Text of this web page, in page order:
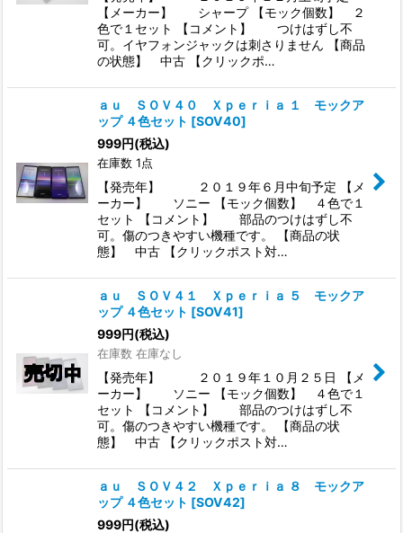
【メーカー】 シャープ 【モック個数】 ２
色で１セット 【コメント】 つけはずし不
可。イヤフォンジャックは刺さりません 【商品
の状態】 中古 【クリックポ…
ａｕ ＳＯＶ４０ Ｘｐｅｒｉａ １ モックア
ップ ４色セット [SOV40]
999円(税込)
在庫数 1点
【発売年】 ２０１９年６月中旬予定 【メ
ーカー】 ソニー 【モック個数】 ４色で１
セット 【コメント】 部品のつけはずし不
可。傷のつきやすい機種です。 【商品の状
態】 中古 【クリックポスト対…
ａｕ ＳＯＶ４１ Ｘｐｅｒｉａ ５ モックア
ップ ４色セット [SOV41]
999円(税込)
在庫数 在庫なし
【発売年】 ２０１９年１０月２５日 【メ
ーカー】 ソニー 【モック個数】 ４色で１
セット 【コメント】 部品のつけはずし不
可。傷のつきやすい機種です。 【商品の状
態】 中古 【クリックポスト対…
ａｕ ＳＯＶ４２ Ｘｐｅｒｉａ ８ モックア
ップ ４色セット [SOV42]
999円(税込)